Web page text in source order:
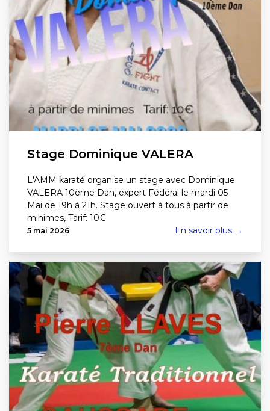
Stage Dominique VALERA
L'AMM karaté organise un stage avec Dominique
VALERA 10ème Dan, expert Fédéral le mardi 05
Mai de 19h à 21h. Stage ouvert à tous à partir de
minimes, Tarif: 10€
5 mai 2026 En savoir plus →